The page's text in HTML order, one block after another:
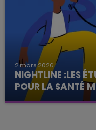
2 mars 2026
NIGHTLINE :LES
POUR LA SANTÉ